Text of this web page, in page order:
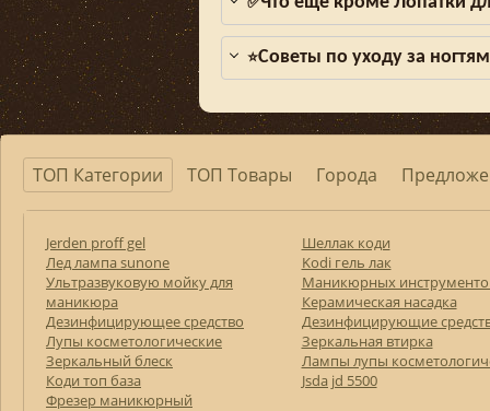
✅
⭐Советы по уходу за
ТОП Категории ТОП Товары Города
Jerden proff gel
Лед лампа sunone
Ультразвуковую мойку для
маникюра
Дезинфицирующее средство
Лупы косметологические
Зеркальный блеск
Коди топ база
Фрезер маникюрный
Шеллак коди
Kodi гель лак
Маникюрных
Керамическая насадка
Дезинфицирующие
Зеркальная втирка
Лампы лупы
Jsda jd 5500